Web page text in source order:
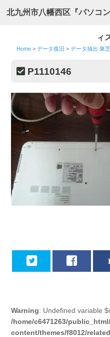
北九州市八幡西区『パソコ
ィ
Home >データ復旧 >データ抽出 東
P1110146
Warning: Undefined variable
/home/c6471263/
content/themes/f8012/